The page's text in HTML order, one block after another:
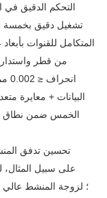
التحكم الدقيق
من قطر
البيانات + معايرة
تحسين تدفق